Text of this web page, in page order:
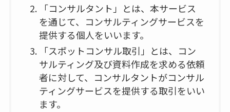
「コンサルタント」とは、本サービス
を通じて、コンサルティングサービスを
提供する個人をいいます。
「スポットコンサル取引」とは、コン
サルティング及び資料作成を求める依頼
者に対して、コンサルタントがコンサル
ティングサービスを提供する取引をいい
ます。